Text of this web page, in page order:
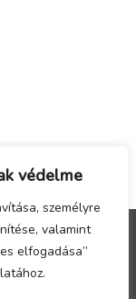
védelme
személyre
valamint
elfogadása”